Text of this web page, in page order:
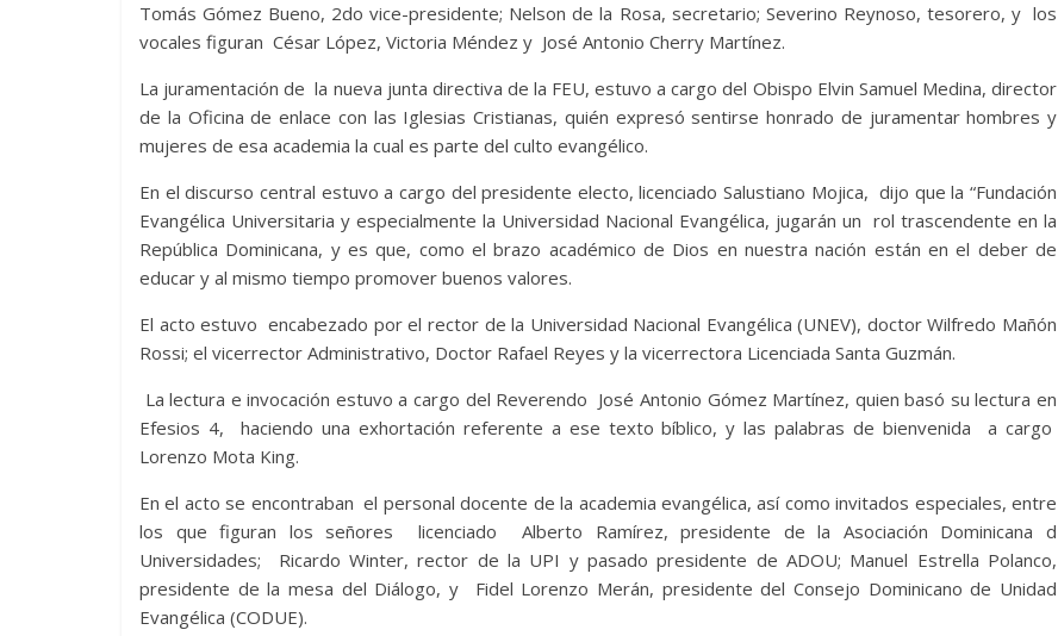
Tomás Gómez Bueno, 2do vice-presidente; Nelson de la Rosa, secretario; Severino Reynoso, tesorero, y los
vocales figuran César López, Victoria Méndez y José Antonio Cherry Martínez.
La juramentación de la nueva junta directiva de la FEU, estuvo a cargo del Obispo Elvin Samuel Medina, director
de la Oficina de enlace con las Iglesias Cristianas, quién expresó sentirse honrado de juramentar hombres y
mujeres de esa academia la cual es parte del culto evangélico.
En el discurso central estuvo a cargo del presidente electo, licenciado Salustiano Mojica, dijo que la “Fundación
Evangélica Universitaria y especialmente la Universidad Nacional Evangélica, jugarán un rol trascendente en la
República Dominicana, y es que, como el brazo académico de Dios en nuestra nación están en el deber de
educar y al mismo tiempo promover buenos valores.
El acto estuvo encabezado por el rector de la Universidad Nacional Evangélica (UNEV), doctor Wilfredo Mañón
Rossi; el vicerrector Administrativo, Doctor Rafael Reyes y la vicerrectora Licenciada Santa Guzmán.
La lectura e invocación estuvo a cargo del Reverendo José Antonio Gómez Martínez, quien basó su lectura en
Efesios 4, haciendo una exhortación referente a ese texto bíblico, y las palabras de bienvenida a cargo
Lorenzo Mota King.
En el acto se encontraban el personal docente de la academia evangélica, así como invitados especiales, entre
los que figuran los señores licenciado Alberto Ramírez, presidente de la Asociación Dominicana d
Universidades; Ricardo Winter, rector de la UPI y pasado presidente de ADOU; Manuel Estrella Polanco,
presidente de la mesa del Diálogo, y Fidel Lorenzo Merán, presidente del Consejo Dominicano de Unidad
Evangélica (CODUE).